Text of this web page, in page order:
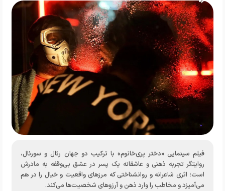
فیلم سینمایی «دختر پری‌خانوم» با ترکیب دو جهان رئال و سورئال،
روایتگر تجربه ذهنی و عاشقانه یک پسر در عشق بی‌وقفه به مادرش
است؛ اثری شاعرانه و روانشناختی که مرزهای واقعیت و خیال را در هم
می‌آمیزد و مخاطب را وارد ذهن و آرزوهای شخصیت‌ها می‌کند.